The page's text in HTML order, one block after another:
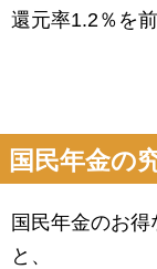
還元率1.2％を
国民年金の
国民年金のお
と、